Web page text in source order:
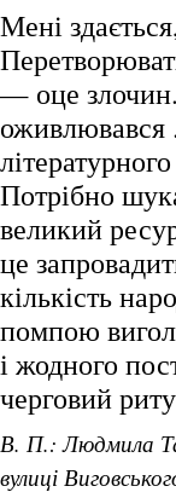
Мені
— оце
оживлювався
Потрібно
великий
це
кількість
помпою
і жодного
черговий
В. П.: Людмила
вулиці